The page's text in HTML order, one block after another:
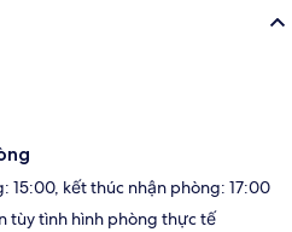
15:00, kết thúc nhận phòng: 17:00
tùy tình hình phòng thực tế